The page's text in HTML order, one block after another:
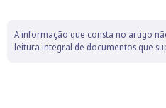
A informação que consta no artigo
leitura integral de documentos que